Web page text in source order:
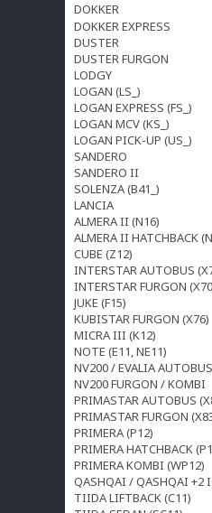
DOKKER
DOKKER EXPRESS
DUSTER
DUSTER FURGON
LODGY
LOGAN (LS_)
LOGAN EXPRESS (FS_)
LOGAN MCV (KS_)
LOGAN PICK-UP (US_)
SANDERO
SANDERO II
SOLENZA (B41_)
LANCIA
ALMERA II (N16)
ALMERA II HATCHBACK
CUBE (Z12)
INTERSTAR AUTOBUS
INTERSTAR FURGON
JUKE (F15)
KUBISTAR FURGON (X76)
MICRA III (K12)
NOTE (E11, NE11)
NV200 / EVALIA AUTOBUS
NV200 FURGON / KOMBI
PRIMASTAR AUTOBUS
PRIMASTAR FURGON
PRIMERA (P12)
PRIMERA HATCHBACK
PRIMERA KOMBI (WP12)
QASHQAI / QASHQAI +2 I
TIIDA LIFTBACK (C11)